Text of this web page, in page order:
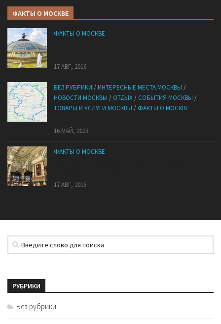
ФАКТЫ О МОСКВЕ
ФАКТЫ О МОСКВЕ
17 АВГ, 2016
БЕЗ РУБРИКИ /ИНТЕРЕСНЫЕ МЕСТА МОСКВЫ /
НОВОСТИ МОСКВЫ / ОТДЫХ / СОБЫТИЯ МОСКВЫ /
ТОВАРЫ И УСЛУГИ МОСКВЫ / ФАКТЫ О МОСКВЕ
16 МАЙ, 2023
ФАКТЫ О МОСКВЕ
17 АВГ, 2016
РУБРИКИ
Без рубрики